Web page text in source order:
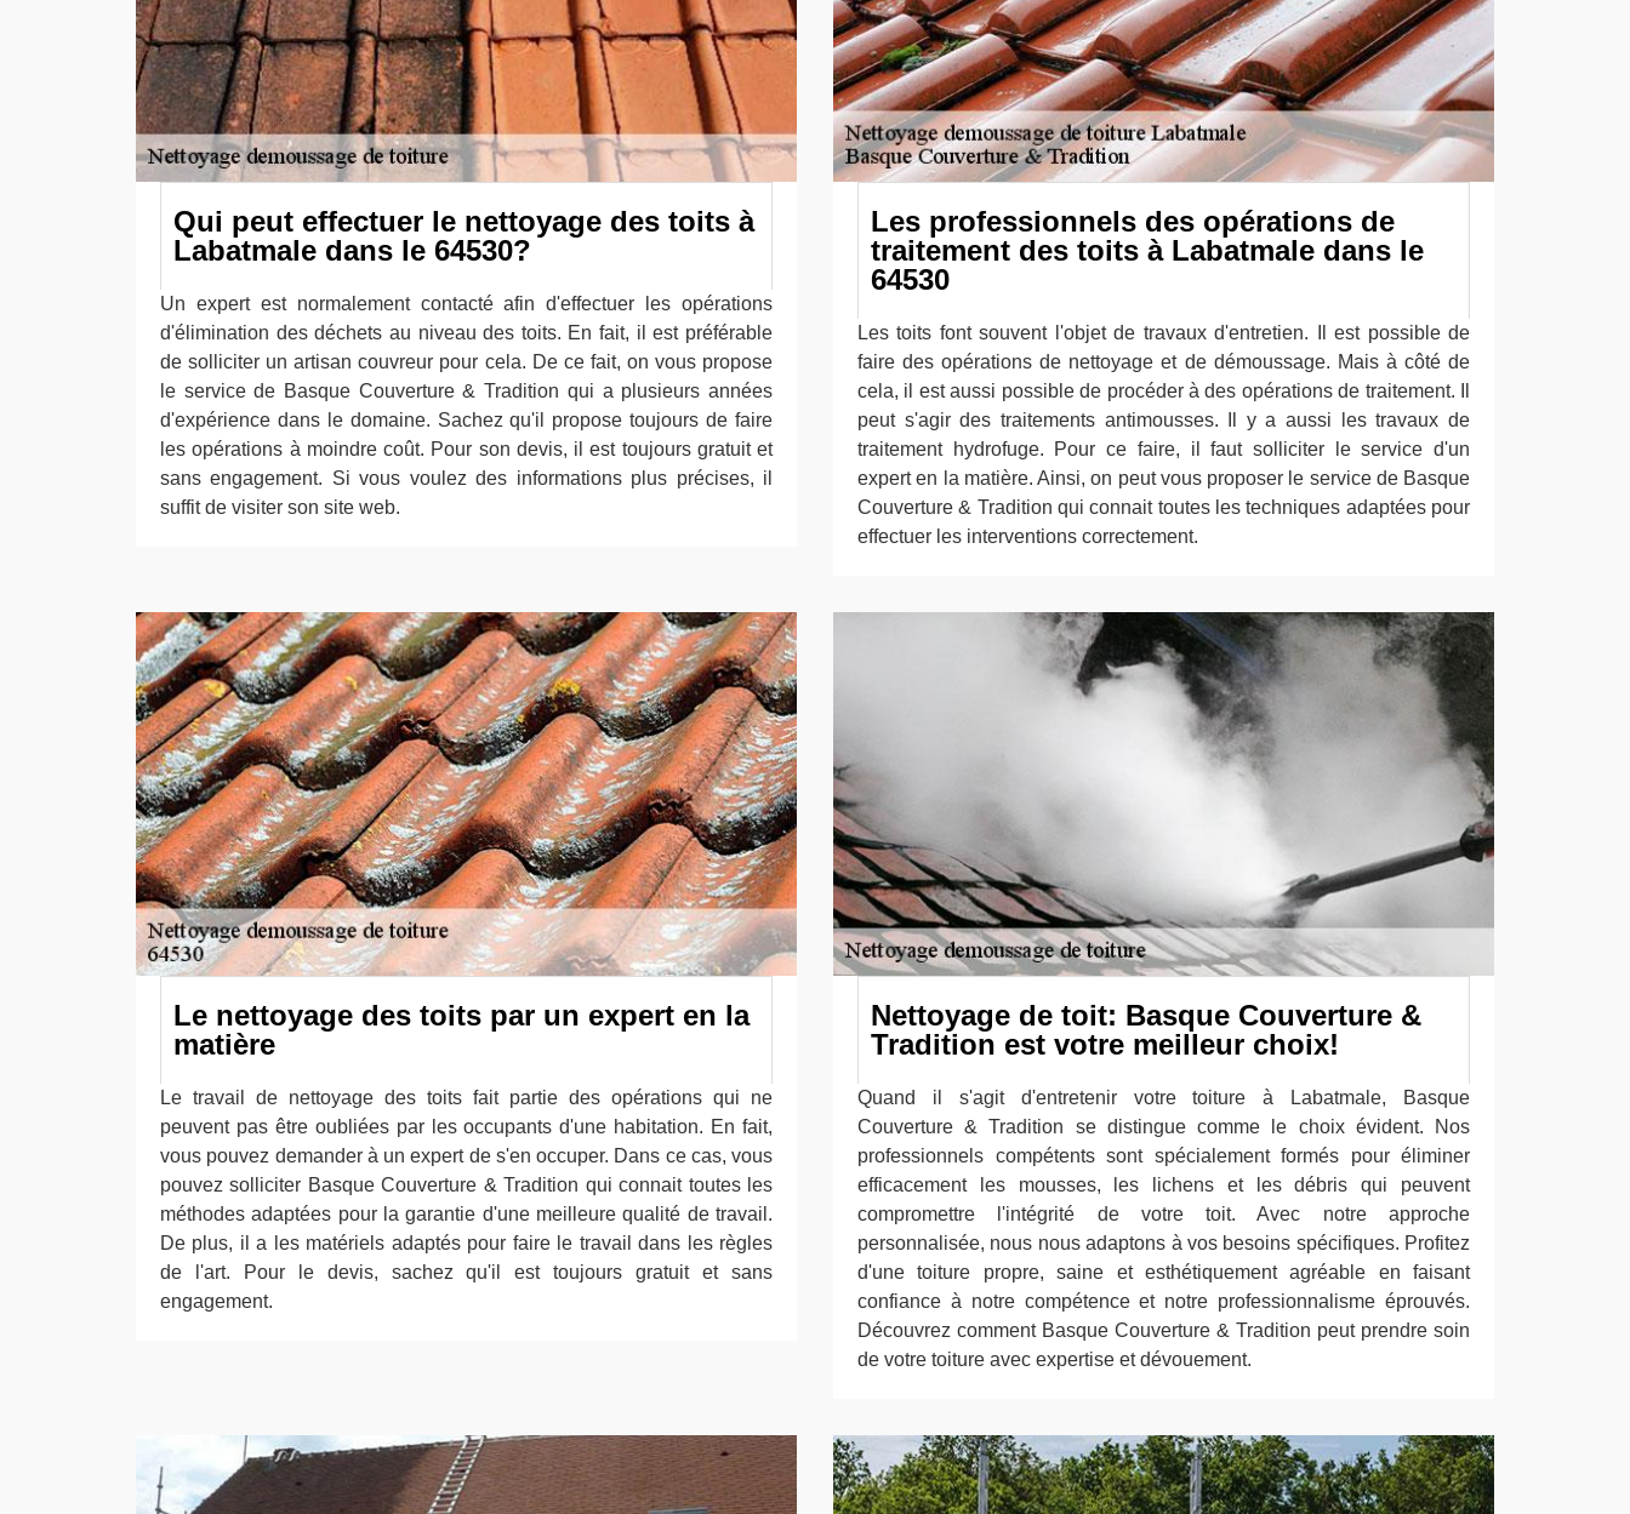
Qui peut effectuer le nettoyage des toits à
Labatmale dans le 64530?
Un expert est normalement contacté afin d'effectuer les opérations
d'élimination des déchets au niveau des toits. En fait, il est préférable
de solliciter un artisan couvreur pour cela. De ce fait, on vous propose
le service de Basque Couverture & Tradition qui a plusieurs années
d'expérience dans le domaine. Sachez qu'il propose toujours de faire
les opérations à moindre coût. Pour son devis, il est toujours gratuit et
sans engagement. Si vous voulez des informations plus précises, il
suffit de visiter son site web.
Les professionnels des opérations de
traitement des toits à Labatmale dans le
64530
Les toits font souvent l'objet de travaux d'entretien. Il est possible de
faire des opérations de nettoyage et de démoussage. Mais à côté de
cela, il est aussi possible de procéder à des opérations de traitement. Il
peut s'agir des traitements antimousses. Il y a aussi les travaux de
traitement hydrofuge. Pour ce faire, il faut solliciter le service d'un
expert en la matière. Ainsi, on peut vous proposer le service de Basque
Couverture & Tradition qui connait toutes les techniques adaptées pour
effectuer les interventions correctement.
Le nettoyage des toits par un expert en la
matière
Le travail de nettoyage des toits fait partie des opérations qui ne
peuvent pas être oubliées par les occupants d'une habitation. En fait,
vous pouvez demander à un expert de s'en occuper. Dans ce cas, vous
pouvez solliciter Basque Couverture & Tradition qui connait toutes les
méthodes adaptées pour la garantie d'une meilleure qualité de travail.
De plus, il a les matériels adaptés pour faire le travail dans les règles
de l'art. Pour le devis, sachez qu'il est toujours gratuit et sans
engagement.
Nettoyage de toit: Basque Couverture &
Tradition est votre meilleur choix!
Quand il s'agit d'entretenir votre toiture à Labatmale, Basque
Couverture & Tradition se distingue comme le choix évident. Nos
professionnels compétents sont spécialement formés pour éliminer
efficacement les mousses, les lichens et les débris qui peuvent
compromettre l'intégrité de votre toit. Avec notre approche
personnalisée, nous nous adaptons à vos besoins spécifiques. Profitez
d'une toiture propre, saine et esthétiquement agréable en faisant
confiance à notre compétence et notre professionnalisme éprouvés.
Découvrez comment Basque Couverture & Tradition peut prendre soin
de votre toiture avec expertise et dévouement.